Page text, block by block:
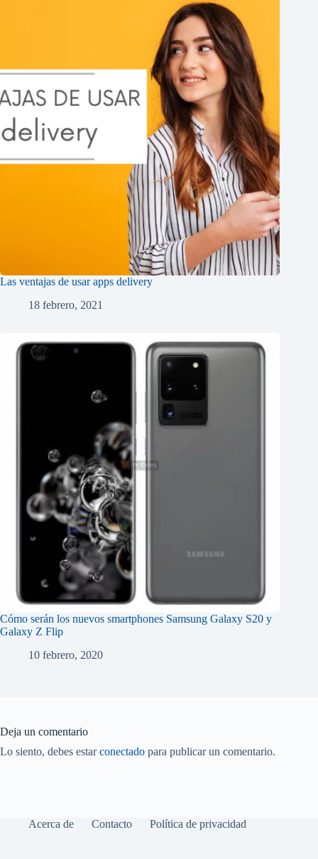
Las ventajas de usar apps delivery
18 febrero, 2021
Cómo serán los nuevos smartphones Samsung Galaxy S20 y
Galaxy Z Flip
10 febrero, 2020
Deja un comentario
Lo siento, debes estarconectado para publicar un comentario.
Acerca de Contacto Política de privacidad